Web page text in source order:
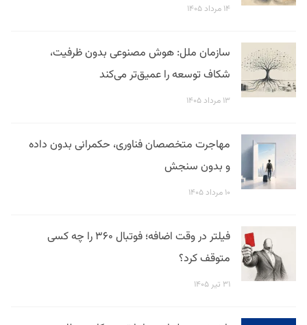
۱۴ مرداد ۱۴۰۵
سازمان ملل: هوش مصنوعی بدون ظرفیت،
شکاف توسعه را عمیق‌تر می‌کند
۱۳ مرداد ۱۴۰۵
مهاجرت متخصصان فناوری، حکمرانی بدون داده
و بدون سنجش
۱۰ مرداد ۱۴۰۵
فیلتر در وقت اضافه؛ فوتبال ۳۶۰ را چه کسی
متوقف کرد؟
۳۱ تیر ۱۴۰۵